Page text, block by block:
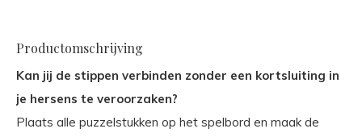
Productomschrijving
Kan jij de stippen verbinden zonder een kortsluiting in
je hersens te veroorzaken?
Plaats alle puzzelstukken op het spelbord en maak de